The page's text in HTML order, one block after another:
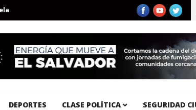
Internacional del Pacífico registra 92 % de
DEPORTES CLASE POLÍTICA SEGURIDAD